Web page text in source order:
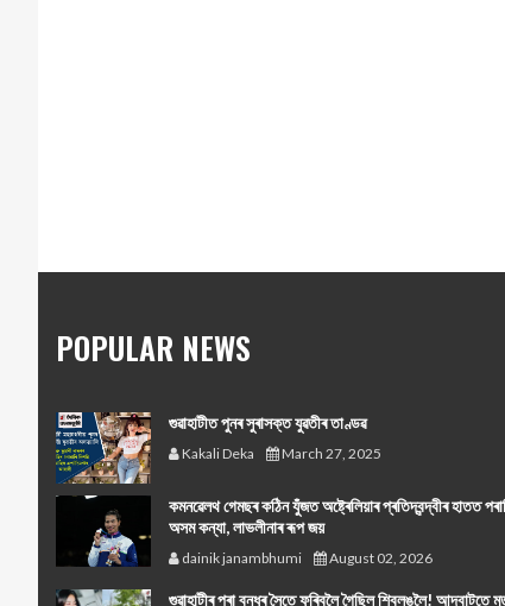
POPULAR NEWS
গুৱাহাটীত পুনৰ সুৰাসক্ত যুৱতীৰ তাণ্ডৱ
Kakali Deka March 27, 2025
কমনৱেলথ গেমছৰ কঠিন যুঁজত অষ্ট্ৰেলিয়াৰ প্ৰতিদ্বন্দ্বীৰ হাতত
অসম কন্যা, লাভলীনাৰ ৰূপ জয়
dainik janambhumi August 02, 2026
গুৱাহাটীৰ পৰা বন্ধুৰ সৈতে ফুৰিবলৈ গৈছিল শ্বিলঙলৈ! আদবাটতে